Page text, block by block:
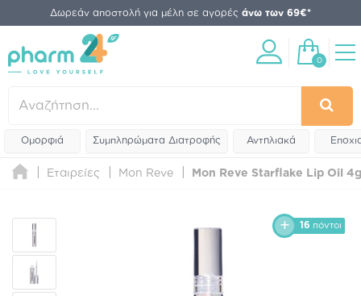
Δωρεάν αποστολή για μέλη σε αγορές άνω των 69€*
0
Ομορφιά Συμπληρώματα Διατροφής Αντηλιακά
Εταιρείες Mon Reve Mon Reve Starflake Lip Oil
16 πόντοι